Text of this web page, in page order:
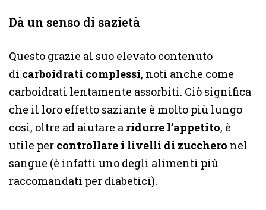
Dà un senso di sazietà
Questo grazie al suo elevato contenuto
di carboidrati complessi, noti anche come
carboidrati lentamente assorbiti. Ciò significa
che il loro effetto saziante è molto più lungo
così, oltre ad aiutare a ridurre l’appetito, è
utile per controllare i livelli di zucchero nel
sangue (è infatti uno degli alimenti più
raccomandati per diabetici).